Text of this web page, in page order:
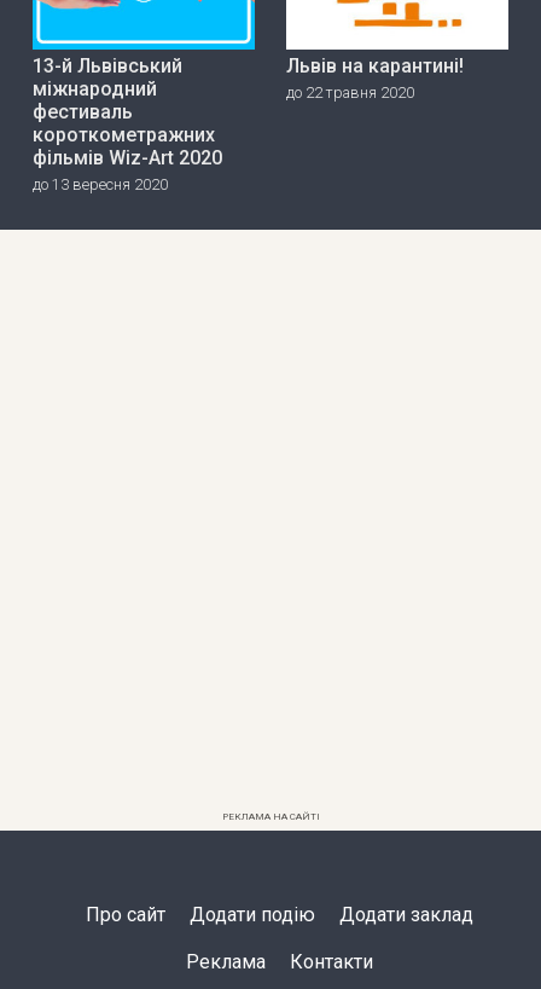
13-й Львівський
міжнародний
фестиваль
короткометражних
фільмів Wiz-Art 2020
до 13 вересня 2020
Львів на карантині!
до 22 травня 2020
РЕКЛАМА НА САЙТІ
Про сайт Додати подію Додати заклад
Реклама Контакти